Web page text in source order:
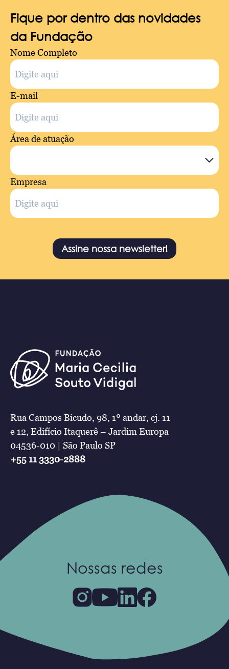
Fique por dentro das novidades
da Fundação
Nome Completo
E-mail
Área de atuação
Empresa
Assine nossa newsletter!
Rua Campos Bicudo, 98, 1º andar, cj. 11
e 12, Edifício Itaquerê – Jardim Europa
04536-010 | São Paulo SP
+55 11 3330-2888
Nossas redes